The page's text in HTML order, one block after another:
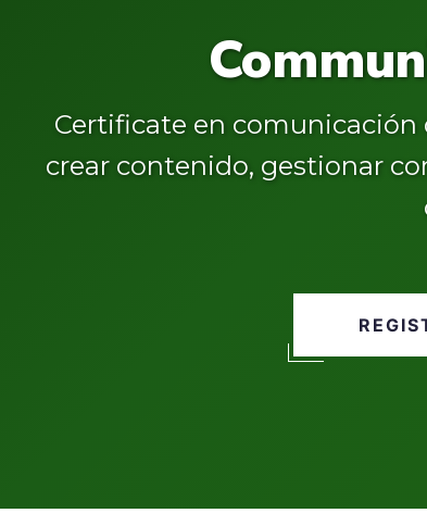
Certificate en comunicación
crear contenido, gestionar